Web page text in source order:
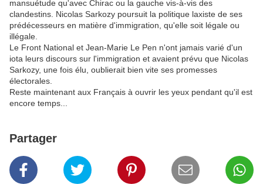
mansuétude qu'avec Chirac ou la gauche vis-à-vis des
clandestins. Nicolas Sarkozy poursuit la politique laxiste de ses
prédécesseurs en matière d'immigration, qu'elle soit légale ou
illégale.
Le Front National et Jean-Marie Le Pen n'ont jamais varié d'un
iota leurs discours sur l'immigration et avaient prévu que Nicolas
Sarkozy, une fois élu, oublierait bien vite ses promesses
électorales.
Reste maintenant aux Français à ouvrir les yeux pendant qu'il est
encore temps...
Partager